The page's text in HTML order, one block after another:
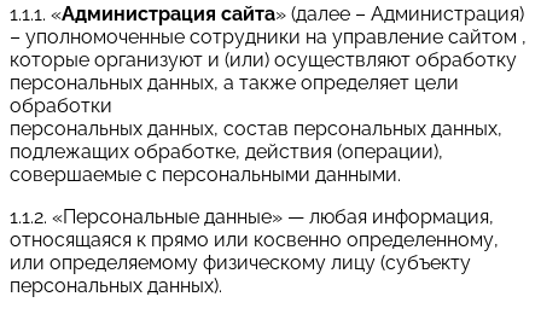
1.1.1. «Администрация сайта» (далее – Администрация)
– уполномоченные сотрудники на управление сайтом ,
которые организуют и (или) осуществляют обработку
персональных данных, а также определяет цели
обработки
персональных данных, состав персональных данных,
подлежащих обработке, действия (операции),
совершаемые с персональными данными.
1.1.2. «Персональные данные» — любая информация,
относящаяся к прямо или косвенно определенному,
или определяемому физическому лицу (субъекту
персональных данных).